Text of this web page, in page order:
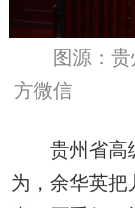
图源：
方微信
贵州省高
为，余华英